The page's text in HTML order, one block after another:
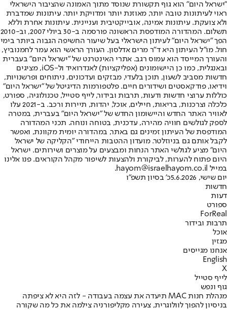
"ישראל היום" הוא גוף תקשורת שנוסד מתוך האמונה שהציבור הישראלי
ראוי לעיתונות טובה יותר, מאוזנת יותר ומדויקת יותר. עיתונות שמדברת
ולא צועקת. עיתונות אמינה, אובייקטיבית ועניינית. עיתונות אחרת וללא
תשלום. המהדורה המודפסת הראשונה פורסמה ב-30 ביולי 2007, וב-2010
הפך "ישראל היום" לעיתון הישראלי בעל שיעור החשיפה הגבוה ביותר בימי
חול. מו"ל העיתון היא ד"ר מרים אדלסון. העורך הראשי הוא עמר לחמנוביץ,
והעורך המייסד הוא עמוס רגב. אתרי האינטרנט של "ישראל היום" בעברית
ובאנגלית, כמו כן היישומונים (אפליקציות) לאנדרואיד ול-iOS, מציגים
חדשות מסביב לשעון, תוכן בלעדי, מבזקים ועדכונים, ניתוחים ופרשנויות,
וידיאו, פודקאסטים ושידורים חיים. פלטפורמות הדיגיטל של "ישראל היום"
כוללות ערוצי חדשות ודעות, תרבות ובידור, לייף סטייל, טכנולוגיה, ספורט,
כלכלה וצרכנות, בריאות, חיילים, אוכל, יהדות, תיירות ורכב. ב-2021 עלו
לאוויר האתר החדש והיישומון החדש של "ישראל היום" בעברית, במטרה
לספק לגולשים חוויה מהירה, עדכנית, בטוחה ונוחה. תכני המהדורה
המודפסת של העיתון זמינים גם באתר, במהדורה יומית מקוונת, ואפשר
לקבל אותם גם בניוזלטר. מועדון ההטבות הייחודי "הקליקה של ישראל
היום" מציע לגולשי האתר הנחות ומבצעים על מוצרים ושירותים. ישראל
היום פתוח להערות, לביקורת ולהצעות לשיפור מקהל הקוראים. פנו אלינו
במייל hayom@israelhayom.co.il.
יום שישי, 5.6.2026
כ' בסיון תשפ"ו
חדשות
דעות
ספורט
ForReal
תרבות ובידור
אוכל
מגזין
אנחנו מגייסים
English
X
לייף סטייל
גוף ונפש
מנהלת חנות MAC תיעדה את עצמה בעבודה - לזה היא לא ציפתה
בניסיון להפוך לוולוגרית, צעירה מקליפורניה צילמה את כל מה שקורה